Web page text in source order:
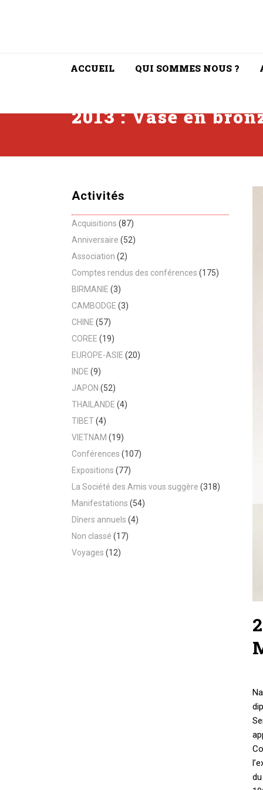
ACCUEIL QUI SOMMES NOUS ?
2013 : Vase en
Activités
Acquisitions (87)
Anniversaire (52)
Association (2)
Comptes rendus des conférences (175)
BIRMANIE (3)
CAMBODGE (3)
CHINE (57)
COREE (19)
EUROPE-ASIE (20)
INDE (9)
JAPON (52)
THAILANDE (4)
TIBET(4)
VIETNAM (19)
Conférences (107)
Expositions (77)
La Société des Amis vous suggère (318)
Manifestations (54)
Dîners annuels (4)
Non classé (17)
Voyages (12)